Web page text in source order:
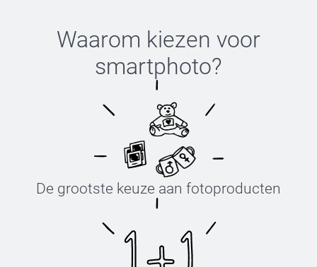
Waarom kiezen voor
smartphoto?
De grootste keuze aan fotoproducten